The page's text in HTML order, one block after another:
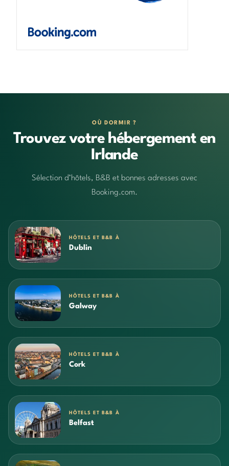
OÙ DORMIR ?
Trouvez votre hébergement en
Irlande
Sélection d’hôtels, B&B et bonnes adresses avec
Booking.com.
HÔTELS ET B&B À
Dublin
HÔTELS ET B&B À
Galway
HÔTELS ET B&B À
Cork
HÔTELS ET B&B À
Belfast